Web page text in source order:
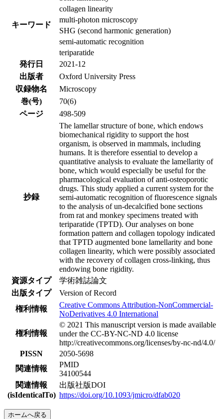
キーワード
collagen linearity
multi-photon microscopy
SHG (second harmonic generation)
semi-automatic recognition
teriparatide
発行日
2021-12
出版者
Oxford University Press
収録物名
Microscopy
巻(号)
70(6)
ページ
498-509
抄録
The lamellar structure of bone, which endows
biomechanical rigidity to support the host
organism, is observed in mammals, including
humans. It is therefore essential to develop a
quantitative analysis to evaluate the lamellarity of
bone, which would especially be useful for the
pharmacological evaluation of anti-osteoporotic
drugs. This study applied a current system for the
semi-automatic recognition of fluorescence signals
to the analysis of un-decalcified bone sections
from rat and monkey specimens treated with
teriparatide (TPTD). Our analyses on bone
formation pattern and collagen topology indicated
that TPTD augmented bone lamellarity and bone
collagen linearity, which were possibly associated
with the recovery of collagen cross-linking, thus
endowing bone rigidity.
資源タイプ
学術雑誌論文
出版タイプ
Version of Record
権利情報
Creative Commons Attribution-NonCommercial-
NoDerivatives 4.0 International
権利情報
© 2021 This manuscript version is made available
under the CC-BY-NC-ND 4.0 license
http://creativecommons.org/licenses/by-nc-nd/4.0/
PISSN
2050-5698
関連情報
PMID
34100544
関連情報
(isIdenticalTo)
出版社版DOI
https://doi.org/10.1093/jmicro/dfab020
ホームへ戻る